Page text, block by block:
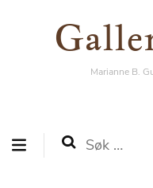
Søk
Marianne B.
Galleri Gudem
Marianne B. Gudem, kunstner